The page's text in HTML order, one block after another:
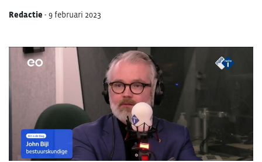
Redactie - 9 februari 2023